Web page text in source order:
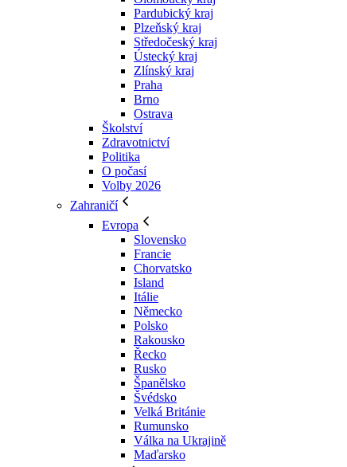
Pardubický kraj
Plzeňský kraj
Středočeský kraj
Ústecký kraj
Zlínský kraj
Praha
Brno
Ostrava
Školství
Zdravotnictví
Politika
O počasí
Volby 2026
Zahraničí
Evropa
Slovensko
Francie
Chorvatsko
Island
Itálie
Německo
Polsko
Rakousko
Řecko
Rusko
Španělsko
Švédsko
Velká Británie
Rumunsko
Válka na Ukrajině
Maďarsko